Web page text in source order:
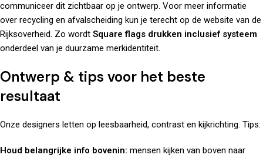
communiceer dit zichtbaar op je ontwerp. Voor meer informatie
over recycling en afvalscheiding kun je terecht op de website van de
Rijksoverheid. Zo wordt Square flags drukken inclusief systeem
onderdeel van je duurzame merkidentiteit.
Ontwerp & tips voor het beste
resultaat
Onze designers letten op leesbaarheid, contrast en kijkrichting. Tips:
Houd belangrijke info bovenin: mensen kijken van boven naar